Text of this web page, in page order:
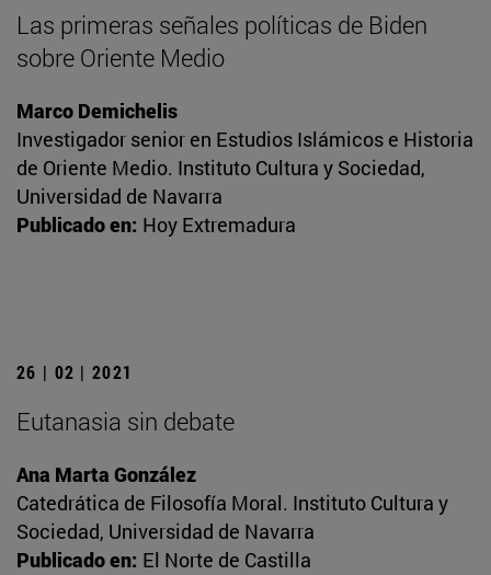
Las primeras señales políticas de Biden
sobre Oriente Medio
Marco Demichelis
Investigador senior en Estudios Islámicos e Historia
de Oriente Medio. Instituto Cultura y Sociedad,
Universidad de Navarra
Publicado en: Hoy Extremadura
26 | 02 | 2021
Eutanasia sin debate
Ana Marta González
Catedrática de Filosofía Moral. Instituto Cultura y
Sociedad, Universidad de Navarra
Publicado en: El Norte de Castilla